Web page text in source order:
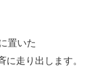
置いた
に走り出します。